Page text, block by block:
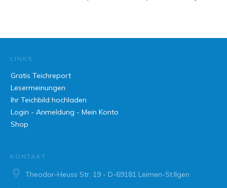
LINKS
Gratis Teichreport
Lesermeinungen
Ihr Teichbild hochladen
Login - Anmeldung - Mein Konto
Shop
KONTAKT
Theodor-Heuss Str. 19 - D-69181 Leimen-St.Ilgen